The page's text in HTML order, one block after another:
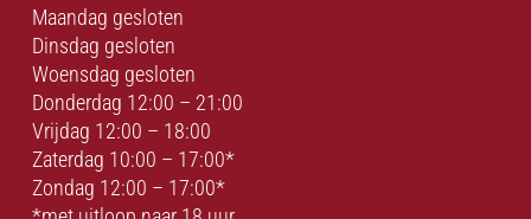
Maandag gesloten
Dinsdag gesloten
Woensdag gesloten
Donderdag 12:00 – 21:00
Vrijdag 12:00 – 18:00
Zaterdag 10:00 – 17:00*
Zondag 12:00 – 17:00*